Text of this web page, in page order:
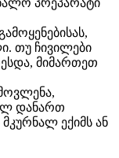
თუ ჩივილები
მიმართეთ
დანართ
ექიმს ან